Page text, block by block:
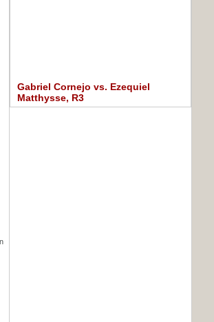
Gabriel Cornejo vs. Ezequiel
Matthysse, R3